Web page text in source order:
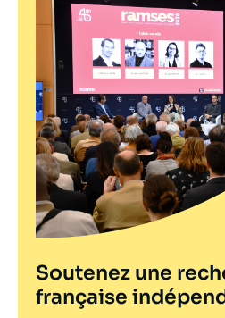
Soutenez une
française